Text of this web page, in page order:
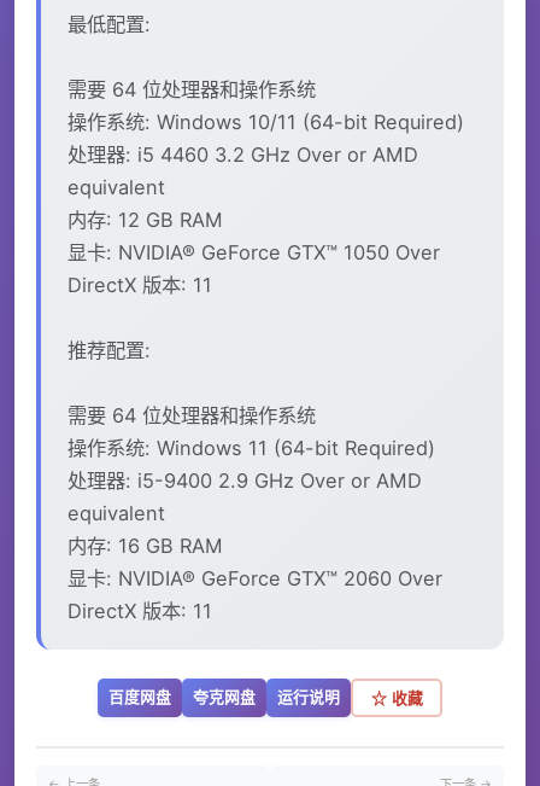
最低配置:
需要 64 位处理器和操作系统
操作系统: Windows 10/11 (64-bit Required)
处理器: i5 4460 3.2 GHz Over or AMD
equivalent
内存: 12 GB RAM
显卡: NVIDIA® GeForce GTX™ 1050 Over
DirectX 版本: 11
推荐配置:
需要 64 位处理器和操作系统
操作系统: Windows 11 (64-bit Required)
处理器: i5-9400 2.9 GHz Over or AMD
equivalent
内存: 16 GB RAM
显卡: NVIDIA® GeForce GTX™ 2060 Over
DirectX 版本: 11
百度网盘 夸克网盘 运行说明 ☆ 收藏
← 上一条 下一条 →